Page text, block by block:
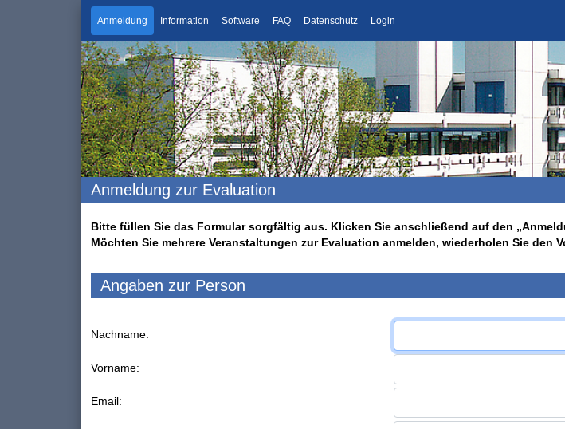
Anmeldung Information Software FAQ Datenschutz Login
Anmeldung zur Evaluation
Bitte füllen Sie das Formular sorgfältig aus. Klicken Sie anschließend auf den
Möchten Sie mehrere Veranstaltungen zur Evaluation anmelden, wiederholen Sie den
Angaben zur Person
Nachname:
Vorname:
Email: